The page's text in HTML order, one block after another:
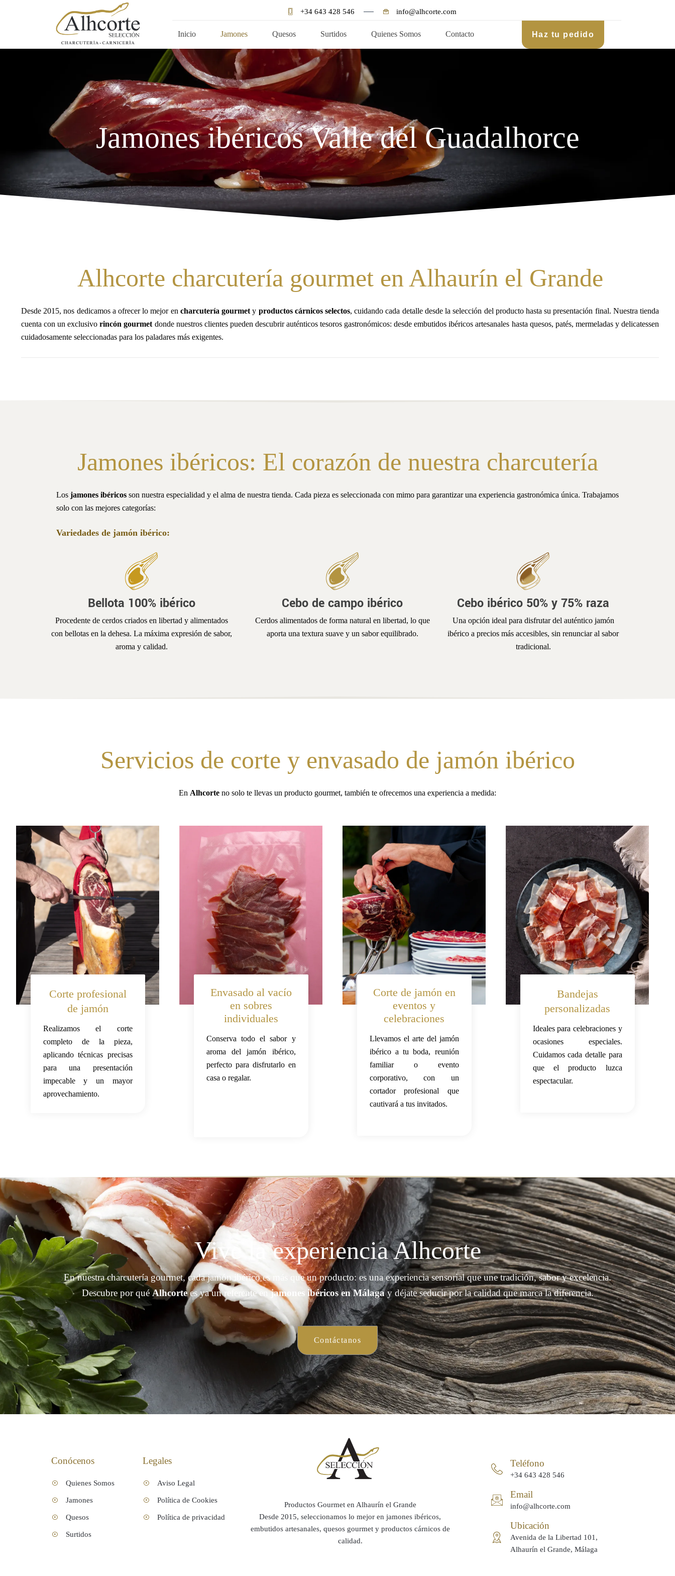
+34 643 428 546 info@alhcorte.com
Inicio Jamones Quesos Surtidos Quienes Somos Contacto Haz tu pedido
Jamones ibéricos Valle del Guadalhorce
Alhcorte charcutería gourmet en Alhaurín el Grande
Desde 2015, nos dedicamos a ofrecer lo mejor en charcutería gourmety productos cárnicos selectos, cuidando cada detalle desde la selección del producto hasta su presentación final. Nuestra tienda
cuenta con un exclusivorincón gourmetdonde nuestros clientes pueden descubrir auténticos tesoros gastronómicos: desde embutidos ibéricos artesanales hasta quesos, patés, mermeladas y delicatessen
cuidadosamente seleccionadas para los paladares más exigentes.
Jamones ibéricos: El corazón de nuestra charcutería
Los jamones ibéricos son nuestra especialidad y el alma de nuestra tienda. Cada pieza es seleccionada con mimo para garantizar una experiencia gastronómica única. Trabajamos
solo con las mejores categorías:
Variedades de jamón ibérico:
Bellota 100% ibérico
Procedente de cerdos criados en libertad y alimentados
con bellotas en la dehesa. La máxima expresión de sabor,
aroma y calidad.
Cebo de campo ibérico
Cerdos alimentados de forma natural en libertad, lo que
aporta una textura suave y un sabor equilibrado.
Cebo ibérico 50% y 75% raza
Una opción ideal para disfrutar del auténtico jamón
ibérico a precios más accesibles, sin renunciar al sabor
tradicional.
Servicios de corte y envasado de jamón ibérico
En Alhcorte no solo te llevas un producto gourmet, también te ofrecemos una experiencia a medida:
Corte profesional
de jamón
Realizamos el corte
completo de la pieza,
aplicando técnicas precisas
para una presentación
impecable y un mayor
aprovechamiento.
Envasado al vacío
en sobres
individuales
Conserva todo el sabor y
aroma del jamón ibérico,
perfecto para disfrutarlo en
casa o regalar.
Corte de jamón en
eventos y
celebraciones
Llevamos el arte del jamón
ibérico a tu boda, reunión
familiar o evento
corporativo, con un
cortador profesional que
cautivará a tus invitados.
Bandejas
personalizadas
Ideales para celebraciones y
ocasiones especiales.
Cuidamos cada detalle para
que el producto luzca
espectacular.
Vive la experiencia Alhcorte
En nuestra charcutería gourmet, cada jamón ibérico es más que un producto: es una experiencia sensorial que une tradición, sabor y excelencia.
Descubre por qué Alhcortees ya un referente enjamones ibéricos en Málagay déjate seducir por la calidad que marca la diferencia.
Contáctanos
Conócenos
Quienes Somos
Jamones
Quesos
Surtidos
Legales
Aviso Legal
Política de Cookies
Política de privacidad
Productos Gourmet en Alhaurín el Grande
Desde 2015, seleccionamos lo mejor en jamones ibéricos,
embutidos artesanales, quesos gourmet y productos cárnicos de
calidad.
Teléfono
+34 643 428 546
Email
info@alhcorte.com
Ubicación
Avenida de la Libertad 101,
Alhaurín el Grande, Málaga